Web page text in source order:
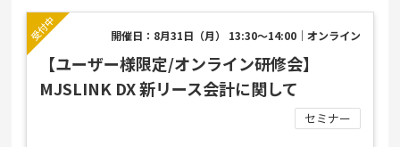
開催日：8月31日（月） 13:30～14:00｜オンライン
【ユーザー様限定/オンライン研修会】
MJSLINK DX 新リース会計に関して
セミナー